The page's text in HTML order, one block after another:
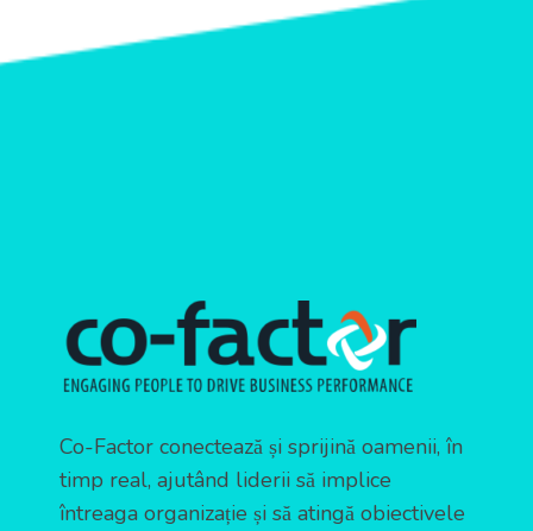
Co-Factor conectează și sprijină oamenii, în
timp real, ajutând liderii să implice
întreaga organizație și să atingă obiectivele